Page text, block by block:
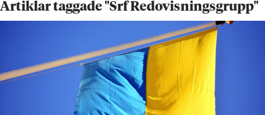
Artiklar taggade "Srf Redovisningsgrupp"